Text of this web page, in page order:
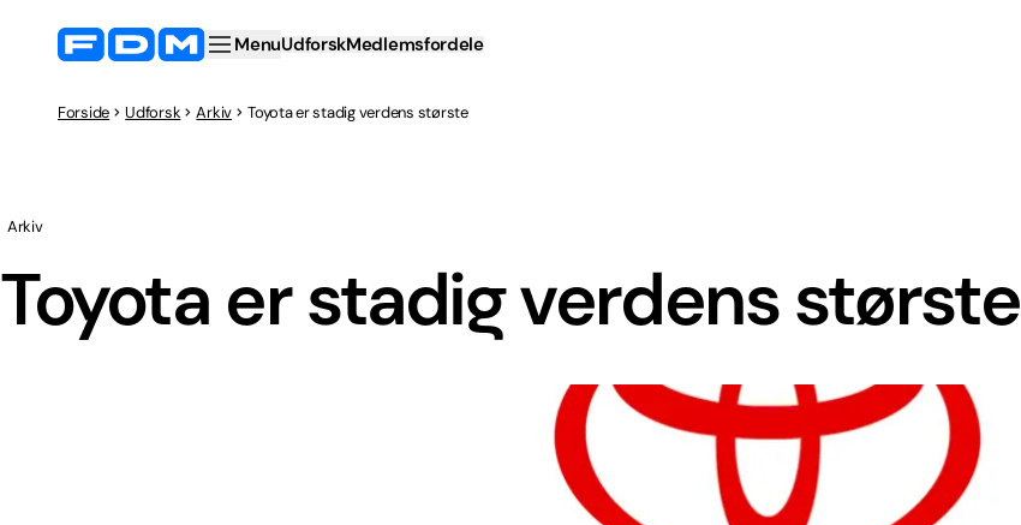
MenuUdforskMedlemsfordele
Forside Udforsk Arkiv Toyota er stadig verdens største
Toyota er stadig verdens største
Arkiv